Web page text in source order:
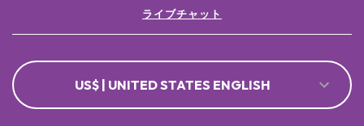
ライブチャット
US$ | UNITED STATES ENGLISH